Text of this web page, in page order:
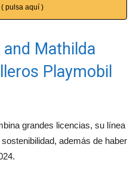
pulsa aquí )
Mathilda
Playmobil
grandes licencias, su línea
además de haber